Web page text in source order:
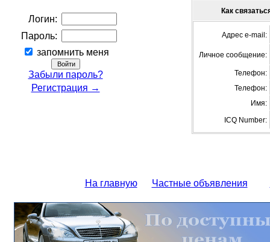
Логин:
Пароль:
запомнить меня
Забыли пароль?
Регистрация →
Как
Адрес e-mail:
Личное сообщение:
Телефон:
Телефон:
Имя:
ICQ Number:
На главную Частные объявления